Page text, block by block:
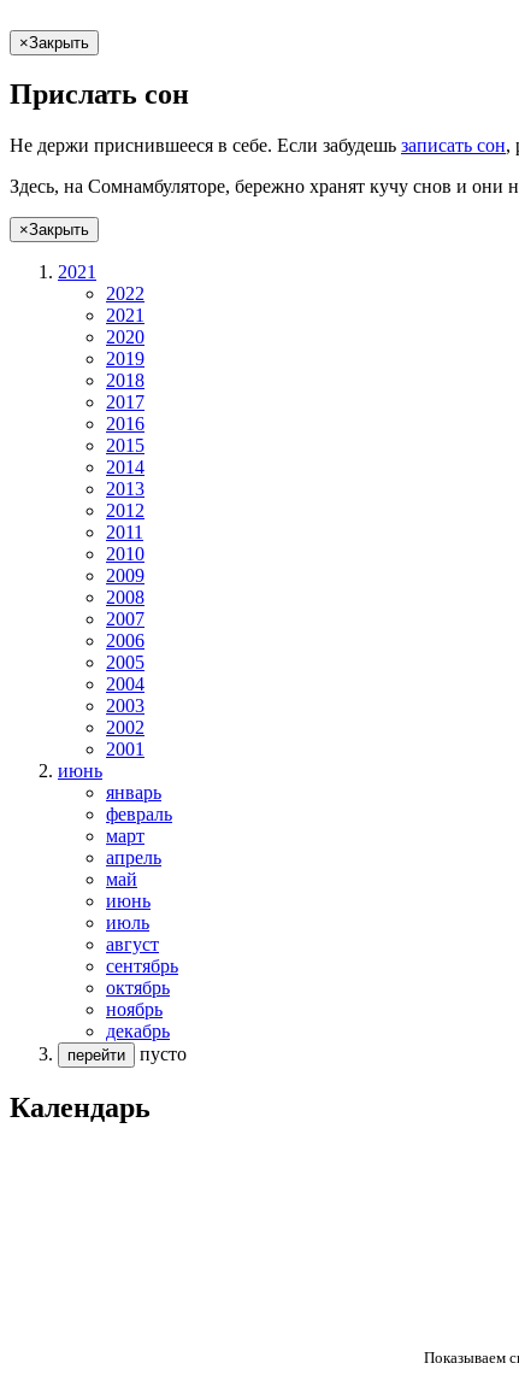
×Закрыть
Прислать сон
Не держи приснившееся в себе. Если забудешь записать сон,
Здесь, на Сомнамбуляторе, бережно хранят кучу снов и они
×Закрыть
2021
2022
2021
2020
2019
2018
2017
2016
2015
2014
2013
2012
2011
2010
2009
2008
2007
2006
2005
2004
2003
2002
2001
июнь
январь
февраль
март
апрель
май
июнь
июль
август
сентябрь
октябрь
ноябрь
декабрь
перейти пусто
Календарь
Показываем